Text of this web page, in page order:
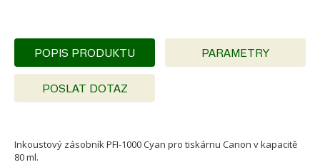
POPIS PRODUKTU PARAMETRY
POSLAT DOTAZ
Inkoustový zásobník PFI-1000 Cyan pro tiskárnu Canon v kapacitě
80 ml.